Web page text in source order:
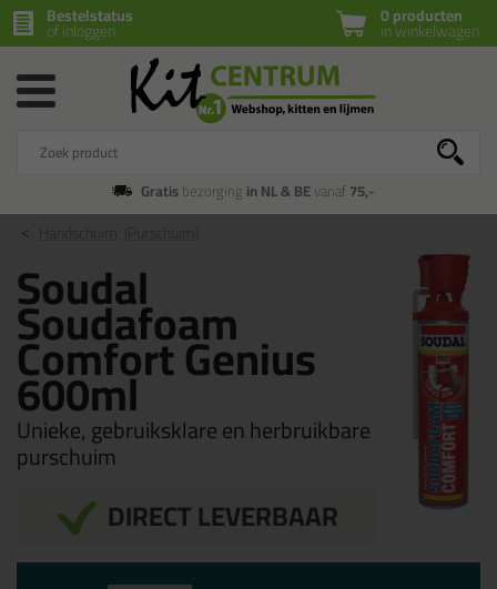
0 producten
in winkelwagen
Bestelstatus
of inloggen
Gratisbezorging in NL & BEvanaf75,-
Soudal
Soudafoam
Comfort Genius
600ml
Unieke, gebruiksklare en herbruikbare
purschuim
DIRECT LEVERBAAR